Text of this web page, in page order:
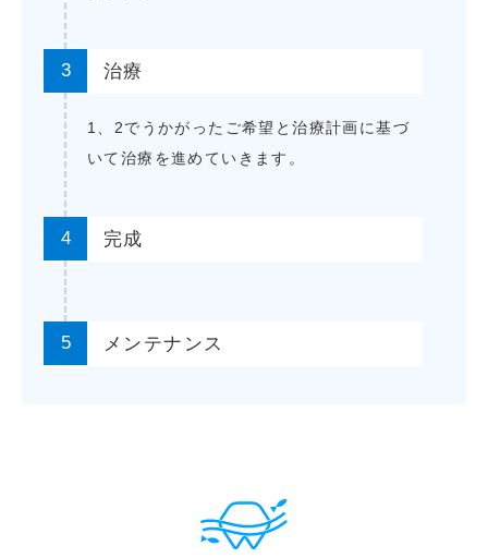
3 治療
1、2でうかがったご希望と治療計画に基づ
いて治療を進めていきます。
4 完成
5 メンテナンス